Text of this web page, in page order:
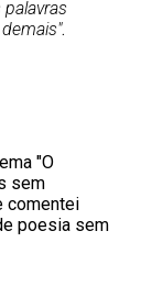
palavras
.
"O
sem
comentei
poesia sem